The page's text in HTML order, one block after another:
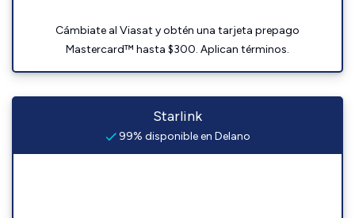
Cámbiate al Viasat y obtén una tarjeta prepago
Mastercard™ hasta $300. Aplican términos.
Starlink
99% disponible en Delano